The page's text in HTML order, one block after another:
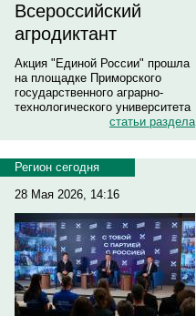
Всероссийский
агродиктант
Акция "Единой России" прошла
на площадке Приморского
государственного аграрно-
технологического университета
статьи раздела
Регион сегодня
28 Мая 2026, 14:16